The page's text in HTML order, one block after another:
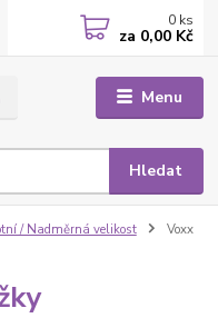
Menu
Hledat
0 ks
za 0,00 Kč
/ Nadměrná velikost
Voxx